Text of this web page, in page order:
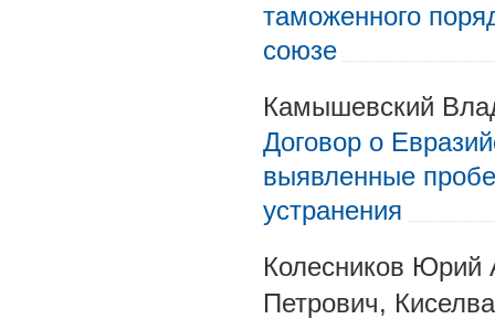
таможенного
союзе
Камышевский
Договор о
выявленные
устранения
Колесников Юрий
Петрович,